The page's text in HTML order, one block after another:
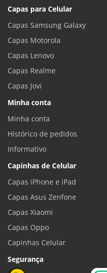
Capas para Celular
Capas Samsung Galaxy
Capas Motorola
Capas Lenovo
Capas Realme
Capas Jovi
Minha conta
Minha conta
Histórico de pedidos
Informativo
Capinhas de Celular
Capas iPhone e iPad
Capas Asus Zenfone
Capas Xiaomi
Capas Oppo
Capinhas Celular
Segurança